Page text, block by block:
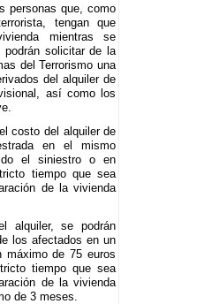
personas que, como
tengan que
mientras se
podrán solicitar de la
del Terrorismo una
del alquiler de
así como los
costo del alquiler de
en el mismo
el siniestro o en
tiempo que sea
de la vivienda
alquiler, se podrán
los afectados en un
máximo de 75 euros
tiempo que sea
de la vivienda
de 3 meses.